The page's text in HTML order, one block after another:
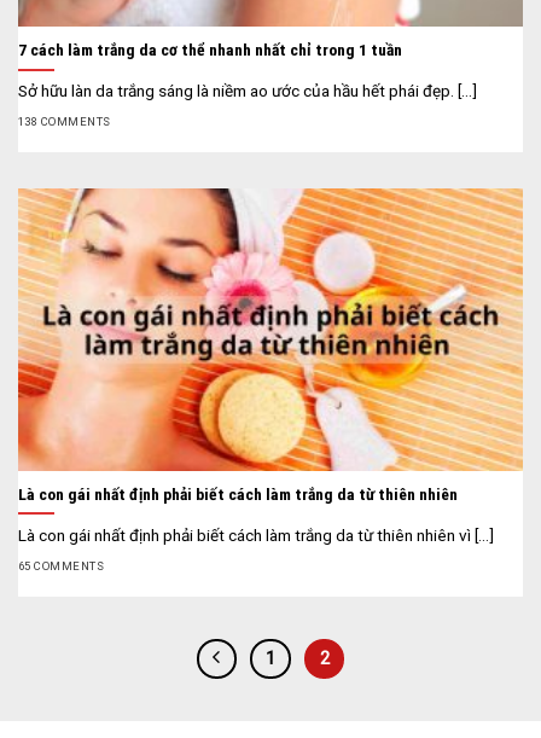
7 cách làm trắng da cơ thể nhanh nhất chỉ trong 1 tuần
Sở hữu làn da trắng sáng là niềm ao ước của hầu hết phái đẹp. [...]
138 COMMENTS
Là con gái nhất định phải biết cách làm trắng da từ thiên nhiên
Là con gái nhất định phải biết cách làm trắng da từ thiên nhiên vì [...]
65 COMMENTS
1 2